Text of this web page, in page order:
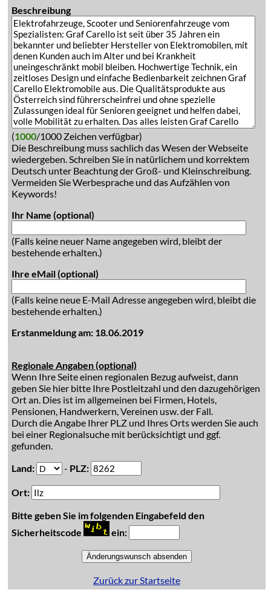
Beschreibung
(1000/1000 Zeichen verfügbar)
Die Beschreibung muss sachlich das Wesen der Webseite
wiedergeben. Schreiben Sie in natürlichem und korrektem
Deutsch unter Beachtung der Groß- und Kleinschreibung.
Vermeiden Sie Werbesprache und das Aufzählen von
Keywords!
Ihr Name (optional)
(Falls keine neuer Name angegeben wird, bleibt der
bestehende erhalten.)
Ihre eMail (optional)
(Falls keine neue E-Mail Adresse angegeben wird, bleibt die
bestehende erhalten.)
Erstanmeldung am: 18.06.2019
Regionale Angaben (optional)
Wenn Ihre Seite einen regionalen Bezug aufweist, dann
geben Sie hier bitte Ihre Postleitzahl und den dazugehörigen
Ort an. Dies ist im allgemeinen bei Firmen, Hotels,
Pensionen, Handwerkern, Vereinen usw. der Fall.
Durch die Angabe Ihrer PLZ und Ihres Orts werden Sie auch
bei einer Regionalsuche mit berücksichtigt und ggf.
gefunden.
Land:
- PLZ:
Ort:
Bitte geben Sie im folgenden Eingabefeld den
Sicherheitscode
ein:
Zurück zur Startseite